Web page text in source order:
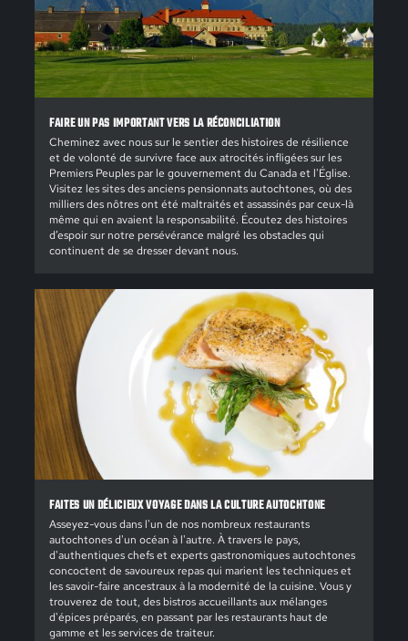
FAIRE UN PAS IMPORTANT VERS LA RÉCONCILIATION
Cheminez avec nous sur le sentier des histoires de résilience
et de volonté de survivre face aux atrocités infligées sur les
Premiers Peuples par le gouvernement du Canada et l'Église.
Visitez les sites des anciens pensionnats autochtones, où des
milliers des nôtres ont été maltraités et assassinés par ceux-là
même qui en avaient la responsabilité. Écoutez des histoires
d’espoir sur notre persévérance malgré les obstacles qui
continuent de se dresser devant nous.
FAITES UN DÉLICIEUX VOYAGE DANS LA CULTURE AUTOCHTONE
Asseyez-vous dans l'un de nos nombreux restaurants
autochtones d'un océan à l'autre. À travers le pays,
d'authentiques chefs et experts gastronomiques autochtones
concoctent de savoureux repas qui marient les techniques et
les savoir-faire ancestraux à la modernité de la cuisine. Vous y
trouverez de tout, des bistros accueillants aux mélanges
d'épices préparés, en passant par les restaurants haut de
gamme et les services de traiteur.